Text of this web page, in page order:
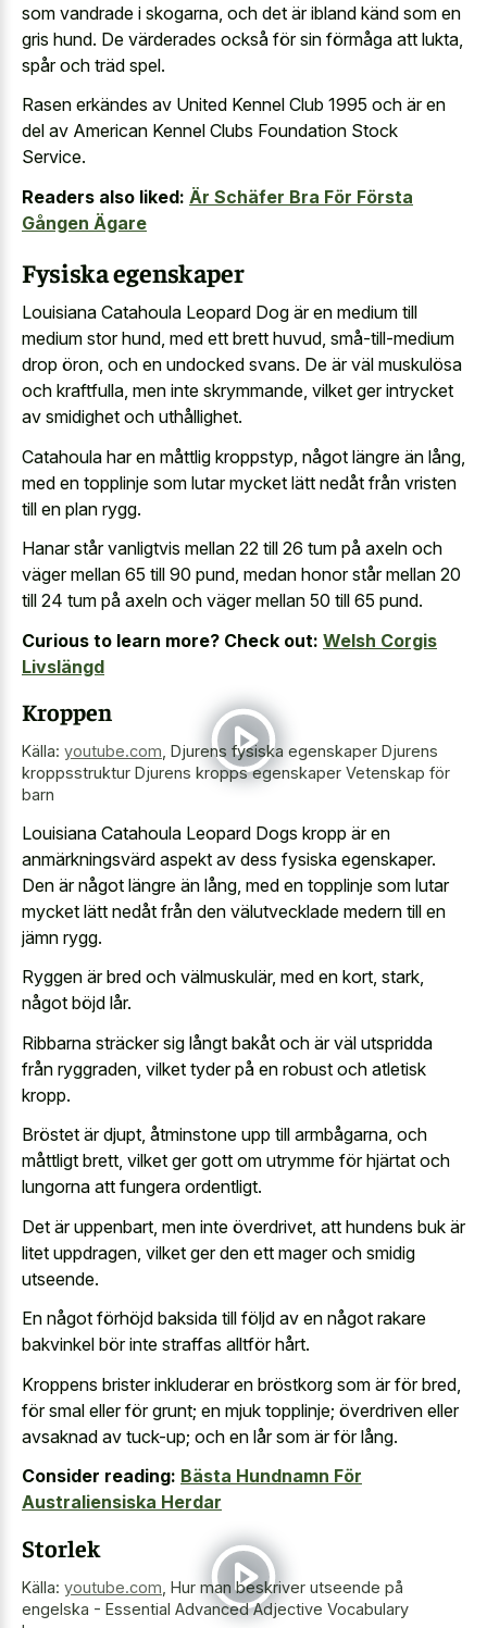
som vandrade i skogarna, och det är ibland känd som en
gris hund. De värderades också för sin förmåga att lukta,
spår och träd spel.
Rasen erkändes av United Kennel Club 1995 och är en
del av American Kennel Clubs Foundation Stock
Service.
Readers also liked: Är Schäfer Bra För Första
Gången Ägare
Fysiska egenskaper
Louisiana Catahoula Leopard Dog är en medium till
medium stor hund, med ett brett huvud, små-till-medium
drop öron, och en undocked svans. De är väl muskulösa
och kraftfulla, men inte skrymmande, vilket ger intrycket
av smidighet och uthållighet.
Catahoula har en måttlig kroppstyp, något längre än lång,
med en topplinje som lutar mycket lätt nedåt från vristen
till en plan rygg.
Hanar står vanligtvis mellan 22 till 26 tum på axeln och
väger mellan 65 till 90 pund, medan honor står mellan 20
till 24 tum på axeln och väger mellan 50 till 65 pund.
Curious to learn more? Check out: Welsh Corgis
Livslängd
Kroppen
Källa: youtube.com Djurens fysiska egenskaper Djurens
kroppsstruktur Djurens kropps egenskaper Vetenskap för
barn
Louisiana Catahoula Leopard Dogs kropp är en
anmärkningsvärd aspekt av dess fysiska egenskaper.
Den är något längre än lång, med en topplinje som lutar
mycket lätt nedåt från den välutvecklade medern till en
jämn rygg.
Ryggen är bred och välmuskulär, med en kort, stark,
något böjd lår.
Ribbarna sträcker sig långt bakåt och är väl utspridda
från ryggraden, vilket tyder på en robust och atletisk
kropp.
Bröstet är djupt, åtminstone upp till armbågarna, och
måttligt brett, vilket ger gott om utrymme för hjärtat och
lungorna att fungera ordentligt.
Det är uppenbart, men inte överdrivet, att hundens buk är
litet uppdragen, vilket ger den ett mager och smidig
utseende.
En något förhöjd baksida till följd av en något rakare
bakvinkel bör inte straffas alltför hårt.
Kroppens brister inkluderar en bröstkorg som är för bred,
för smal eller för grunt; en mjuk topplinje; överdriven eller
avsaknad av tuck-up; och en lår som är för lång.
Consider reading: Bästa Hundnamn För
Australiensiska Herdar
Storlek
Källa: youtube.com Hur man beskriver utseende på
engelska - Essential Advanced Adjective Vocabulary